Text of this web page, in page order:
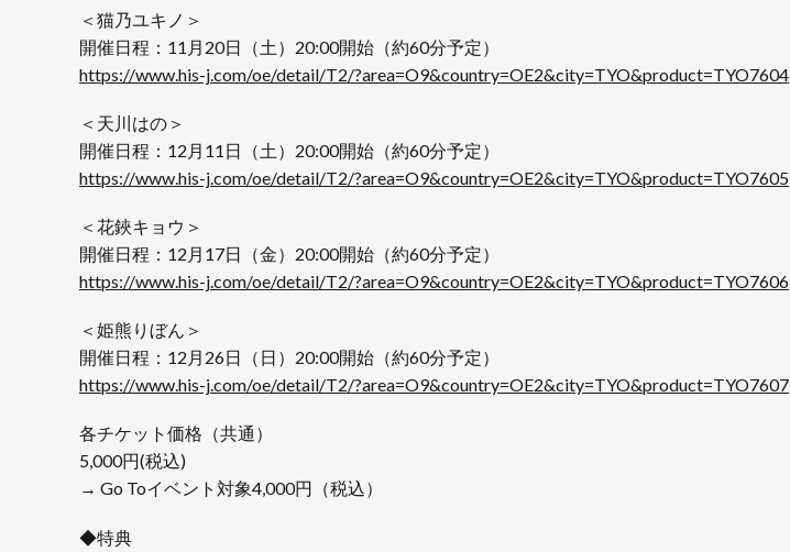
＜猫乃ユキノ＞
開催日程：11月20日（土）20:00開始（約60分予定）
https://www.his-j.com/oe/detail/T2/?area=O9&country=OE2&city=TYO&product=TYO7604
＜天川はの＞
開催日程：12月11日（土）20:00開始（約60分予定）
https://www.his-j.com/oe/detail/T2/?area=O9&country=OE2&city=TYO&product=TYO7605
＜花鋏キョウ＞
開催日程：12月17日（金）20:00開始（約60分予定）
https://www.his-j.com/oe/detail/T2/?area=O9&country=OE2&city=TYO&product=TYO7606
＜姫熊りぼん＞
開催日程：12月26日（日）20:00開始（約60分予定）
https://www.his-j.com/oe/detail/T2/?area=O9&country=OE2&city=TYO&product=TYO7607
各チケット価格（共通）
5,000円(税込)
→ Go Toイベント対象4,000円（税込）
◆特典